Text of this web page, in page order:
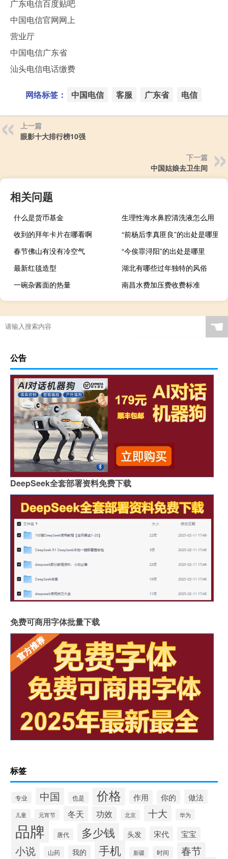
广东电信百度贴吧
中国电信官网网上
营业厅
中国电信广东省
汕头电信电话缴费
网络标签： 中国电信 客服 广东省 电信
上一篇
眼影十大排行榜10强
下一篇
中国姑娘去卫生间
相关问题
什么是货币基金
生理性海水鼻腔清洗液怎么用
收到的拜年卡片在哪看啊
“前杨后李真匪良”的出处是哪里
春节佛山有没有冷空气
“今俟罪浔阳”的出处是哪里
最新红毯造型
湖北有哪些过年独特的风俗
一碗杂酱面的热量
南昌水费加压费收费标准
☚
公告
DeepSeek全套部署资料免费下载
免费可商用字体批量下载
标签
专业 中国 也是 价格 作用 你的 做法
儿童 元宵节 冬天 功效 北京 十大 华为
品牌 唐代 多少钱 头发 宋代 宝宝
小说 山药 我的 手机 新疆 时间 春节